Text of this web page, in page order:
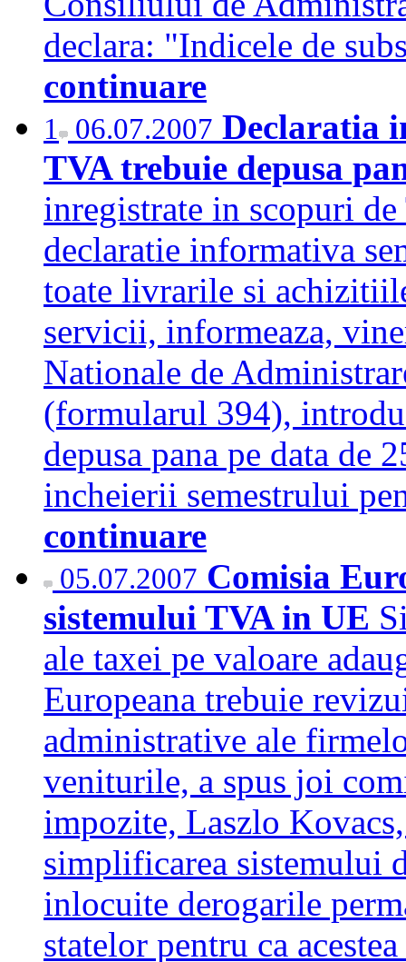
declara: "Indicele de
continuare
1 06.07.2007 Declaratia
TVA trebuie depusa
inregistrate in scopuri
declaratie informativa
toate livrarile si
servicii, informeaza,
Nationale de
(formularul 394),
depusa pana pe data de
incheierii semestrului
continuare
05.07.2007 Comisia
sistemului TVA in UE
ale taxei pe valoare
Europeana trebuie
administrative ale
veniturile, a spus joi
impozite, Laszlo
simplificarea sistemului
inlocuite derogarile
statelor pentru ca